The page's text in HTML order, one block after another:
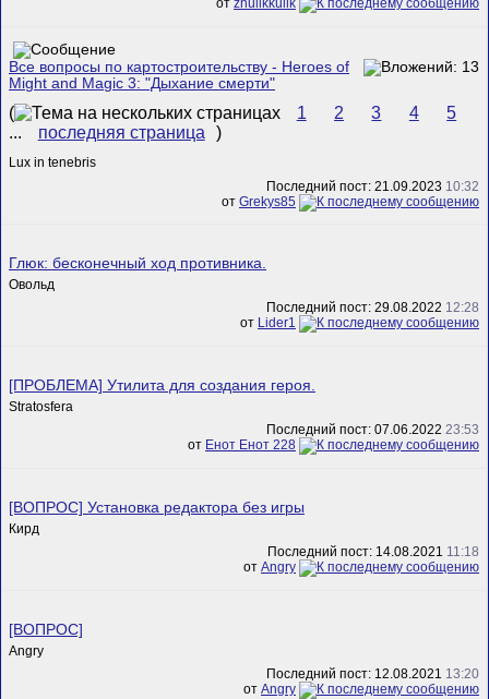
от zhulikkulik
Все вопросы по картостроительству - Heroes of
Might and Magic 3: "Дыхание смерти"
( 1 2 3 4
5
...
последняя страница )
Lux in tenebris
Последний пост: 21.09.2023 10:32
от Grekys85
Глюк: бесконечный ход противника.
Овольд
Последний пост: 29.08.2022 12:28
от Lider1
[ПРОБЛЕМА] Утилита для создания героя.
Stratosfera
Последний пост: 07.06.2022 23:53
от Енот Енот 228
[ВОПРОС] Установка редактора без игры
Кирд
Последний пост: 14.08.2021 11:18
от Angry
[ВОПРОС]
Angry
Последний пост: 12.08.2021 13:20
от Angry